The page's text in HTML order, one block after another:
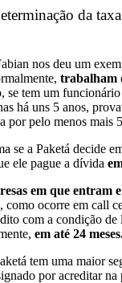
da
nos deu um
trabalham
se tem um
há uns 5 anos,
por pelo menos mais
se a Paketá decide
ele pague a dívida
em que entram
, como ocorre em call
com a condição
em até 24
tem uma maior
por acreditar na